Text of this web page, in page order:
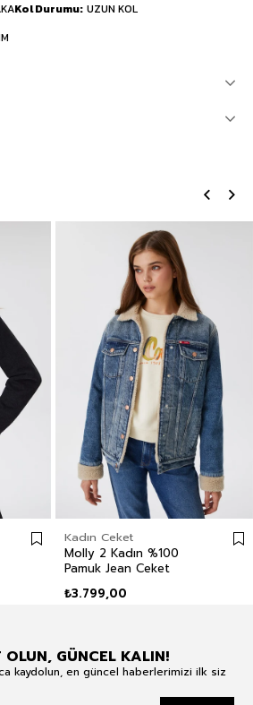
Kol Durumu UZUN KOL
Kadın Ceket
Molly 2 Kadın %100
Pamuk Jean Ceket
₺3.799,00
GÜNCEL KALIN!
kaydolun, en güncel haberlerimizi ilk siz